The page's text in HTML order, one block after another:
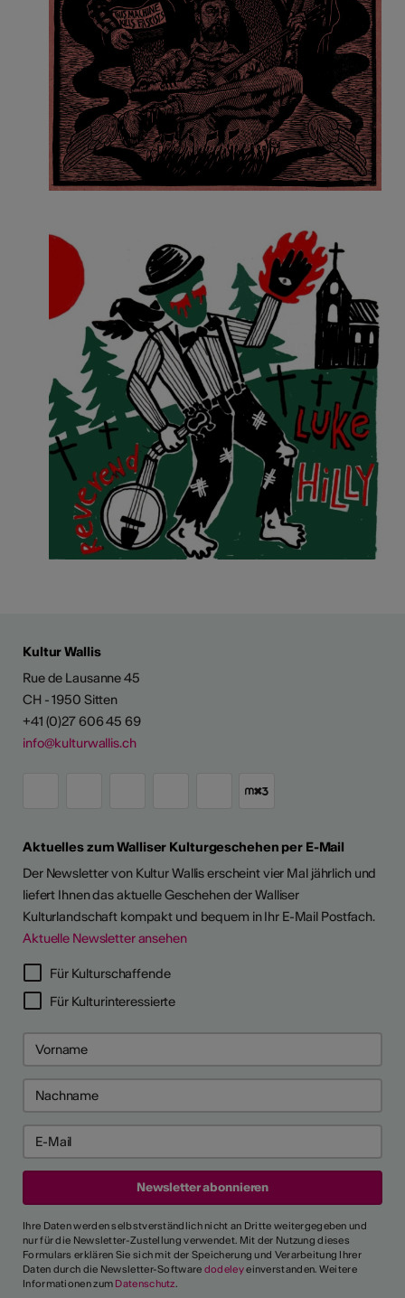
Kultur Wallis
Rue de Lausanne 45
CH - 1950 Sitten
+41 (0)27 606 45 69
info@kulturwallis.ch
Aktuelles zum Walliser Kulturgeschehen per E-Mail
Der Newsletter von Kultur Wallis erscheint vier Mal jährlich und
liefert Ihnen das aktuelle Geschehen der Walliser
Kulturlandschaft kompakt und bequem in Ihr E-Mail Postfach.
Aktuelle Newsletter ansehen
Für Kulturschaffende
Für Kulturinteressierte
Ihre Daten werden selbstverständlich nicht an Dritte weitergegeben und
nur für die Newsletter-Zustellung verwendet. Mit der Nutzung dieses
Formulars erklären Sie sich mit der Speicherung und Verarbeitung Ihrer
Daten durch die Newsletter-Software dodeleyeinverstanden. Weitere
Informationen zum Datenschutz.